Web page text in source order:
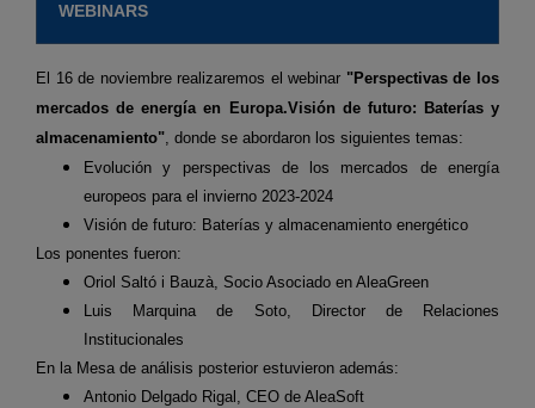
WEBINARS
El 16 de noviembre realizaremos el webinar "Perspectivas de los
mercados de energía en Europa.Visión de futuro: Baterías y
almacenamiento", donde se abordaron los siguientes temas:
Evolución y perspectivas de los mercados de energía
europeos para el invierno 2023-2024
Visión de futuro: Baterías y almacenamiento energético
Los ponentes fueron:
Oriol Saltó i Bauzà, Socio Asociado en AleaGreen
Luis Marquina de Soto, Director de Relaciones
Institucionales
En la Mesa de análisis posterior estuvieron además:
Antonio Delgado Rigal, CEO de AleaSoft